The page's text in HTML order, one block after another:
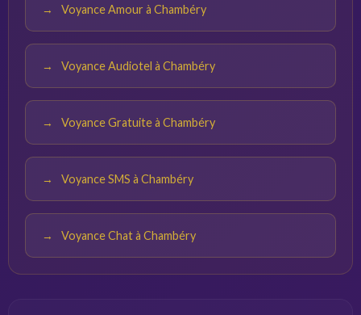
Voyance Amour à Chambéry
Voyance Audiotel à Chambéry
Voyance Gratuite à Chambéry
Voyance SMS à Chambéry
Voyance Chat à Chambéry